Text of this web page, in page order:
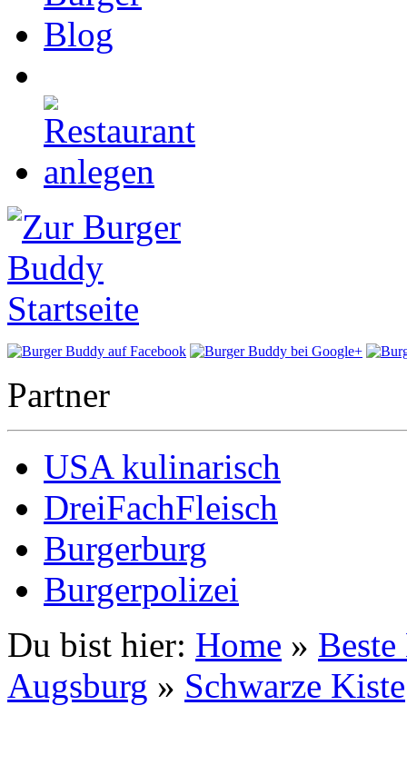
Partner
USA kulinarisch
DreiFachFleisch
Burgerburg
Burgerpolizei
Du bist hier: Home »
Augsburg » Schwarze Kiste